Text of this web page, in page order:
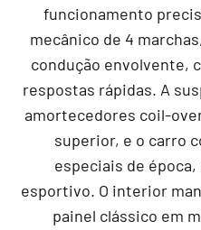
funcionamento
mecânico de 4
condução envolvente,
respostas rápidas. A
amortecedores coil-
superior, e o carro
especiais de
esportivo. O interior
painel clássico em